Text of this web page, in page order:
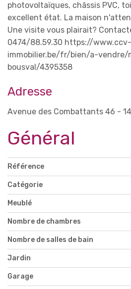
photovoltaïques, châssis PVC,
excellent état. La maison
Une visite vous plairait?
0474/88.59.30 https://www.ccv-
immobilier.be/fr/bien/a-vendre/
bousval/4395358
Adresse
Avenue des Combattants 46 -
Général
Référence
Catégorie
Meublé
Nombre de chambres
Nombre de salles de bain
Jardin
Garage